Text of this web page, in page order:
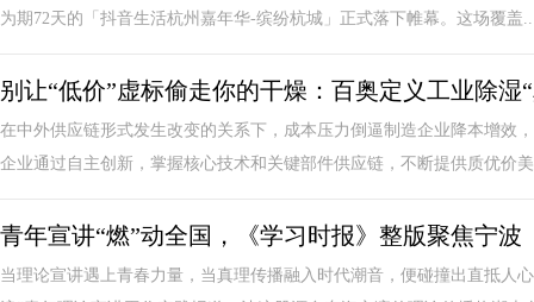
为期72天的「抖音生活杭州嘉年华-缤纷杭城」正式落下帷幕。这场覆盖
别让“低价”虚标偷走你的干燥：百奥定义工业除湿
在中外供应链形式发生改变的关系下，成本压力倒逼制造企业降本增效
企业通过自主创新，掌握核心技术和关键部件供应链，不断提供质优价
青年宣讲“燃”动全国，《学习时报》整版聚焦宁波
当理论宣讲遇上青春力量，当真理传播融入时代潮音，便碰撞出直抵人